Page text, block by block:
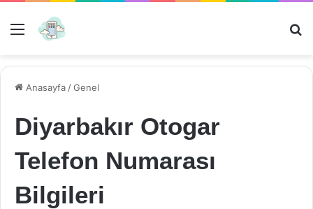
Menü
Anasayfa /Genel
Diyarbakır Otogar
Telefon Numarası
Bilgileri